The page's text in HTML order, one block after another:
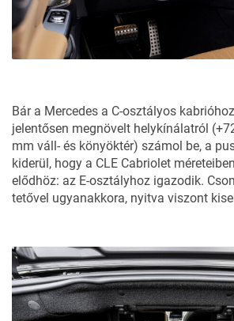
a külvilágot terhelnénk ezzel (már
szempont a célcsoportnak).